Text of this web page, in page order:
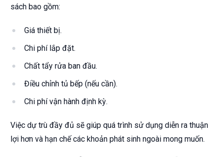
sách bao gồm:
Giá thiết bị.
Chi phí lắp đặt.
Chất tẩy rửa ban đầu.
Điều chỉnh tủ bếp (nếu cần).
Chi phí vận hành định kỳ.
Việc dự trù đầy đủ sẽ giúp quá trình sử dụng diễn ra thuận
lợi hơn và hạn chế các khoản phát sinh ngoài mong muốn.